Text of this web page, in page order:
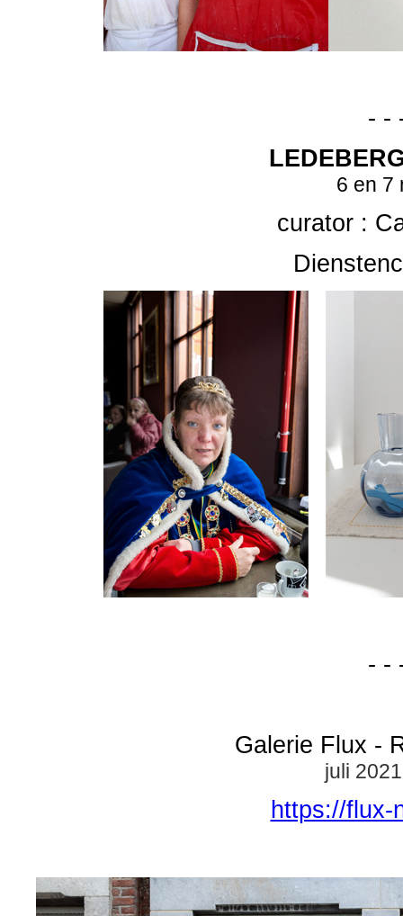
- -
6 en 7
curator :
- -
Galerie Flux -
juli
https://flux-